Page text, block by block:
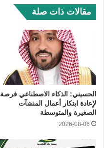
مقالات ذات صلة
الحسيني: الذكاء الاصطناعي فرصة
لإعادة ابتكار أعمال المنشآت
الصغيرة والمتوسطة
2026-08-06